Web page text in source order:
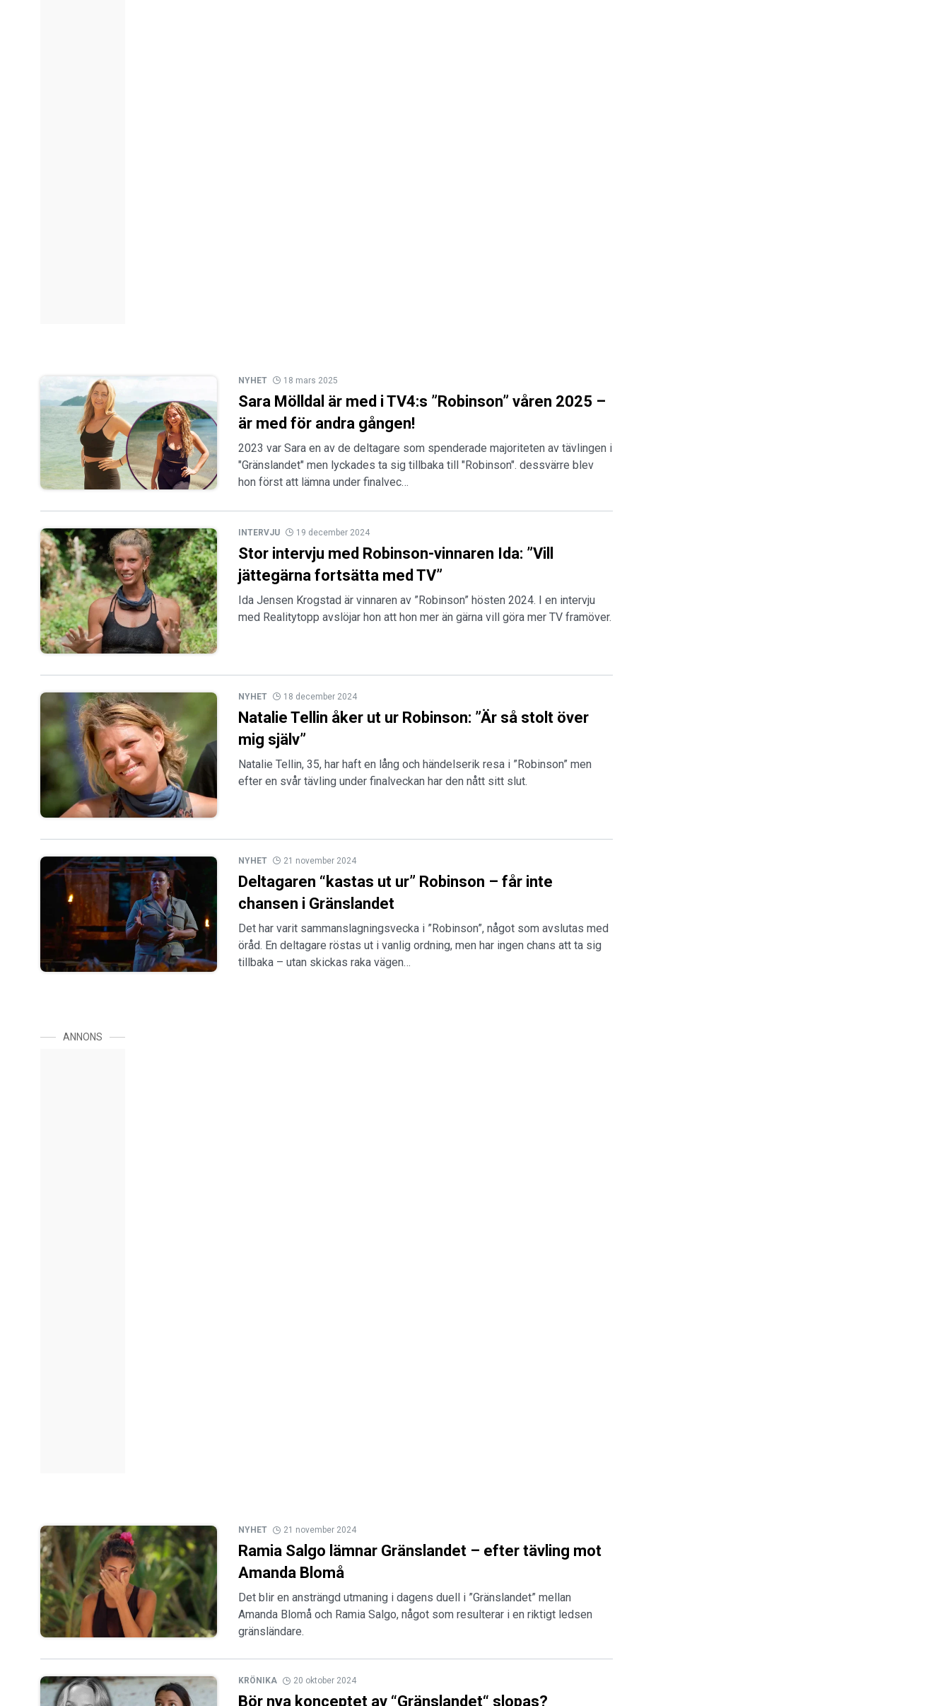
NYHET 18 mars 2025
Sara Mölldal är med i TV4:s ”Robinson” våren 2025 –
är med för andra gången!
2023 var Sara en av de deltagare som spenderade majoriteten av tävlingen i
"Gränslandet" men lyckades ta sig tillbaka till "Robinson". dessvärre blev
hon först att lämna under finalvec…
INTERVJU 19 december 2024
Stor intervju med Robinson-vinnaren Ida: ”Vill
jättegärna fortsätta med TV”
Ida Jensen Krogstad är vinnaren av ”Robinson” hösten 2024. I en intervju
med Realitytopp avslöjar hon att hon mer än gärna vill göra mer TV framöver.
NYHET 18 december 2024
Natalie Tellin åker ut ur Robinson: ”Är så stolt över
mig själv”
Natalie Tellin, 35, har haft en lång och händelserik resa i ”Robinson” men
efter en svår tävling under finalveckan har den nått sitt slut.
NYHET 21 november 2024
Deltagaren “kastas ut ur” Robinson – får inte
chansen i Gränslandet
Det har varit sammanslagningsvecka i ”Robinson”, något som avslutas med
öråd. En deltagare röstas ut i vanlig ordning, men har ingen chans att ta sig
tillbaka – utan skickas raka vägen…
ANNONS
NYHET 21 november 2024
Ramia Salgo lämnar Gränslandet – efter tävling mot
Amanda Blomå
Det blir en ansträngd utmaning i dagens duell i ”Gränslandet” mellan
Amanda Blomå och Ramia Salgo, något som resulterar i en riktigt ledsen
gränsländare.
KRÖNIKA 20 oktober 2024
Bör nya konceptet av “Gränslandet“ slopas?